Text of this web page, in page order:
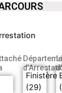
Finistère
(29)